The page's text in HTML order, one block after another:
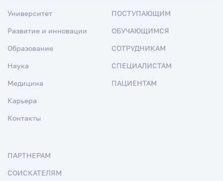
Университет
Развитие и инновации
Образование
Наука
Медицина
Карьера
Контакты
ПОСТУПАЮЩИМ
ОБУЧАЮЩИМСЯ
СОТРУДНИКАМ
СПЕЦИАЛИСТАМ
ПАЦИЕНТАМ
ПАРТНЕРАМ
СОИСКАТЕЛЯМ